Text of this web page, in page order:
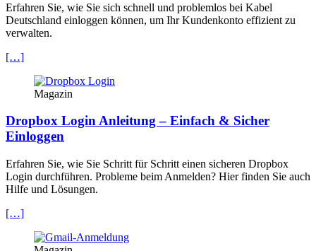
Erfahren Sie, wie Sie sich schnell und problemlos bei Kabel
Deutschland einloggen können, um Ihr Kundenkonto effizient zu
verwalten.
[…]
Magazin
Dropbox Login Anleitung – Einfach & Sicher
Einloggen
Erfahren Sie, wie Sie Schritt für Schritt einen sicheren Dropbox
Login durchführen. Probleme beim Anmelden? Hier finden Sie auch
Hilfe und Lösungen.
[…]